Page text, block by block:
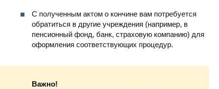
С полученным актом о кончине вам потребуется
обратиться в другие учреждения (например, в
пенсионный фонд, банк, страховую компанию) для
оформления соответствующих процедур.
Важно!